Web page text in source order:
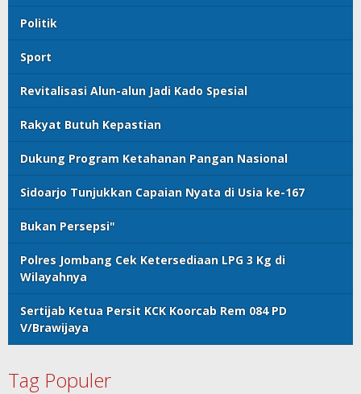
Politik
Sport
Revitalisasi Alun-alun Jadi Kado Spesial
Rakyat Butuh Kepastian
Dukung Program Ketahanan Pangan Nasional
Sidoarjo Tunjukkan Capaian Nyata di Usia ke-167
Bukan Persepsi"
Polres Jombang Cek Ketersediaan LPG 3 Kg di
Wilayahnya
Sertijab Ketua Persit KCK Koorcab Rem 084 PD
V/Brawijaya
Tag Populer